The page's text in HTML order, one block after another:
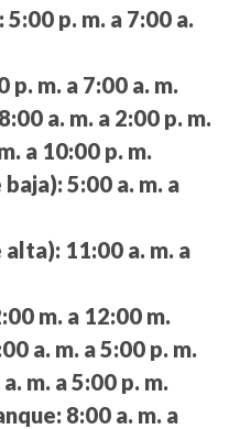
5:00 p. m. a 7:00 a.
p. m. a 7:00 a. m.
8:00 a. m. a 2:00 p. m.
a 10:00 p. m.
5:00 a. m. a
alta): 11:00 a. m. a
m. a 12:00 m.
a. m. a 5:00 p. m.
m. a 5:00 p. m.
8:00 a. m. a